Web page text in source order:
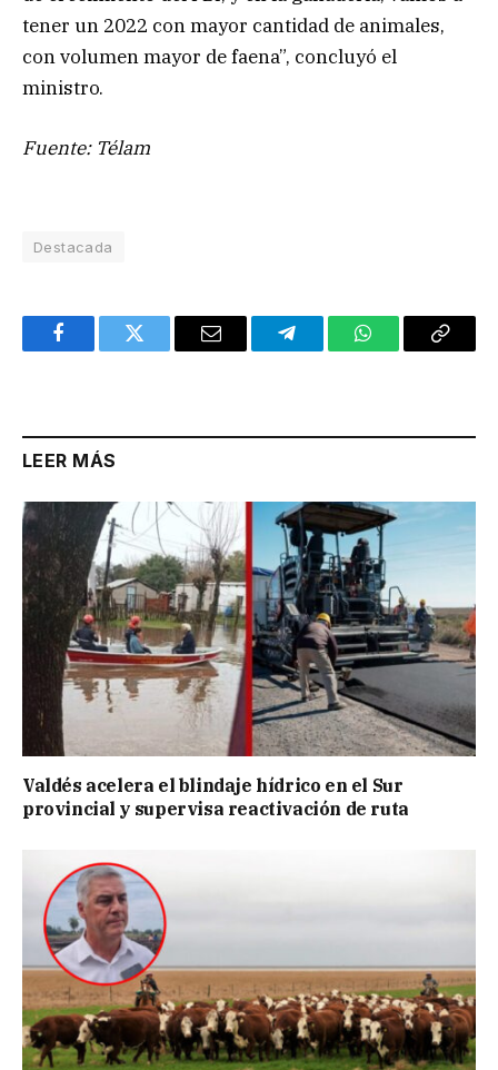
tener un 2022 con mayor cantidad de animales,
con volumen mayor de faena”, concluyó el
ministro.
Fuente: Télam
Destacada
FacebookTwitter Email TelegramWhatsAppCopy
LEER MÁS
Valdés acelera el blindaje hídrico en el Sur
provincial y supervisa reactivación de ruta